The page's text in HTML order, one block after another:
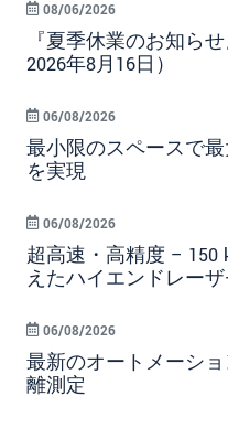
『夏季休業のお知ら
2026年8月16日）
08/06/2026
最小限のスペースで
を実現
06/08/2026
超高速・高精度 – 150
えたハイエンドレー
06/08/2026
最新のオートメーシ
離測定
06/08/2026